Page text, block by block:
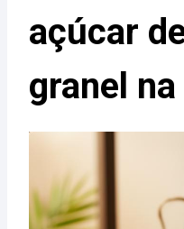
açúcar
granel